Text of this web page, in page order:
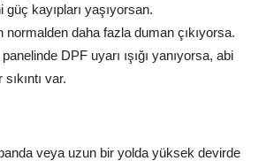
güç kayıpları yaşıyorsan.
normalden daha fazla duman çıkıyorsa.
DPF uyarı ışığı yanıyorsa, abi
var.
veya uzun bir yolda yüksek devirde